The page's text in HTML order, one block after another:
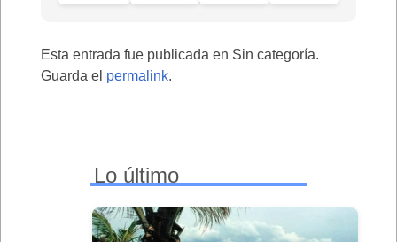
Esta entrada fue publicada en Sin categoría.
Guarda el permalink.
Lo último